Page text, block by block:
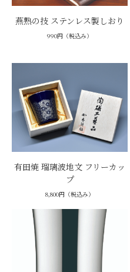
燕熟の技 ステンレス製しおり
990円（税込み）
有田焼 瑠璃波地文 フリーカッ
プ
8,800円（税込み）